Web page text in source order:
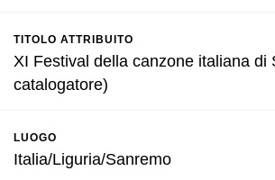
TITOLO ATTRIBUITO
XI Festival della canzone italiana di
catalogatore)
LUOGO
Italia/Liguria/Sanremo